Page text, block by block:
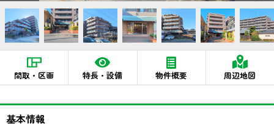
間取・区画 特長・設備 物件概要 周辺地図
基本情報